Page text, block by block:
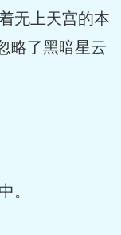
无上天宫的本
略了黑暗星云